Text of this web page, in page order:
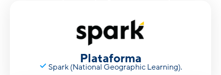
Plataforma
Spark (National Geographic Learning).